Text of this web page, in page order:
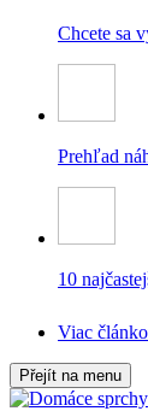
Chcete sa
Prehľad
10
Viac
Přejít na menu